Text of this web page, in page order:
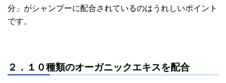
分」がシャンプーに配合されているのはうれしいポイント
です。
２．１０種類のオーガニックエキスを配合